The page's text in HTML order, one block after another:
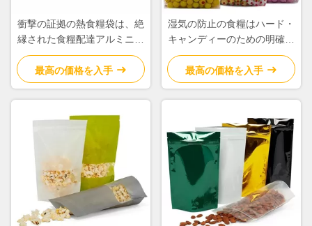
衝撃の証拠の熱食糧袋は、絶
縁された食糧配達アルミニウ
ム フィルム材料を袋に入れ
ます
最高の価格を入手
湿気の防止の食糧はハード・
キャンディーのための明確な
チェロのポリプロピレン材料
を袋に入れます
最高の価格を入手